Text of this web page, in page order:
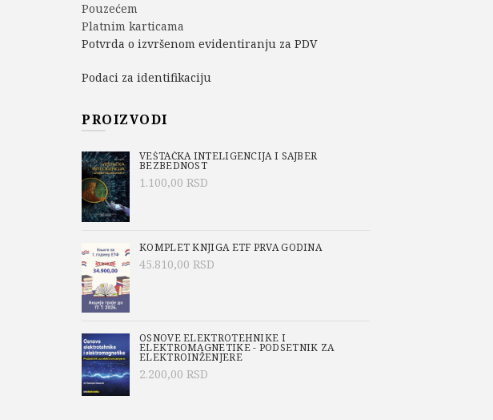
Pouzećem
Platnim karticama
Potvrda o izvršenom evidentiranju za PDV
Podaci za identifikaciju
PROIZVODI
VEŠTAČKA INTELIGENCIJA I SAJBER
BEZBEDNOST
1.100,00 RSD
KOMPLET KNJIGA ETF PRVA GODINA
45.810,00 RSD
OSNOVE ELEKTROTEHNIKE I
ELEKTROMAGNETIKE - PODSETNIK ZA
ELEKTROINŽENJERE
2.200,00 RSD